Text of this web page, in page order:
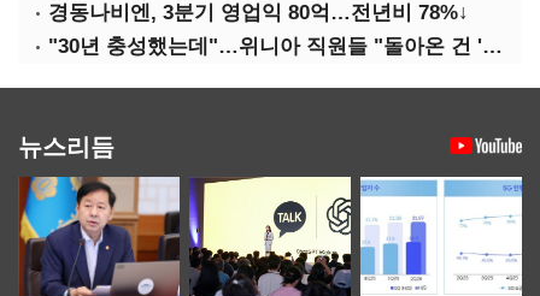
경동나비엔, 3분기 영업익 80억…전년비 78%↓
"30년 충성했는데"…위니아 직원들 "돌아온 건 '배신'"
뉴스리듬